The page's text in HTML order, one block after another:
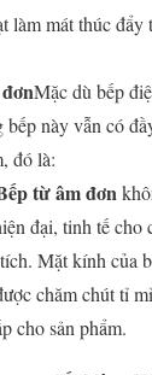
làm mát thúc
Mặc dù bếp
này vẫn có
đó là:
từ âm đơn
đại, tinh tế cho
Mặt kính của
chăm chút tỉ
cho sản phẩm.